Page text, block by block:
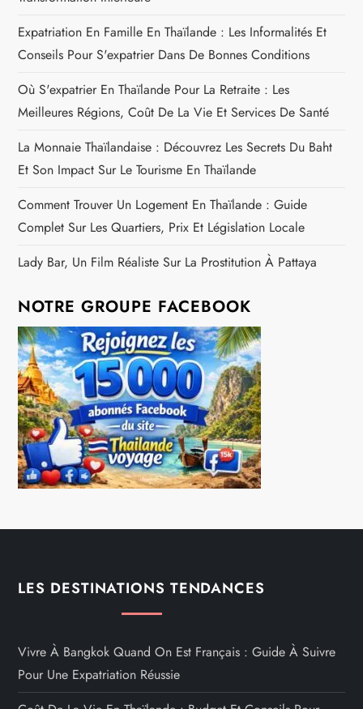
Expatriation En Famille En Thaïlande : Les Informalités Et
Conseils Pour S'expatrier Dans De Bonnes Conditions
Où S'expatrier En Thaïlande Pour La Retraite : Les
Meilleures Régions, Coût De La Vie Et Services De Santé
La Monnaie Thaïlandaise : Découvrez Les Secrets Du Baht
Et Son Impact Sur Le Tourisme En Thaïlande
Comment Trouver Un Logement En Thaïlande : Guide
Complet Sur Les Quartiers, Prix Et Législation Locale
Lady Bar, Un Film Réaliste Sur La Prostitution À Pattaya
NOTRE GROUPE FACEBOOK
LES DESTINATIONS TENDANCES
Vivre À Bangkok Quand On Est Français : Guide À Suivre
Pour Une Expatriation Réussie